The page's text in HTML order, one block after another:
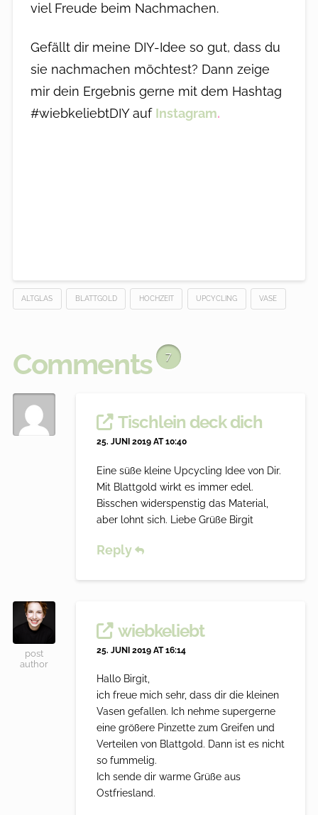
viel Freude beim Nachmachen.
Gefällt dir meine DIY-Idee so gut, dass du
sie nachmachen möchtest? Dann zeige
mir dein Ergebnis gerne mit dem Hashtag
#wiebkeliebtDIY auf Instagram.
ALTGLAS BLATTGOLD HOCHZEIT UPCYCLING VASE
Comments 7
Tischlein deck dich
25. JUNI 2019 AT 10:40
Eine süße kleine Upcycling Idee von Dir.
Mit Blattgold wirkt es immer edel.
Bisschen widerspenstig das Material,
aber lohnt sich. Liebe Grüße Birgit
Reply
post
author
wiebkeliebt
25. JUNI 2019 AT 16:14
Hallo Birgit,
ich freue mich sehr, dass dir die kleinen
Vasen gefallen. Ich nehme supergerne
eine größere Pinzette zum Greifen und
Verteilen von Blattgold. Dann ist es nicht
so fummelig.
Ich sende dir warme Grüße aus
Ostfriesland.